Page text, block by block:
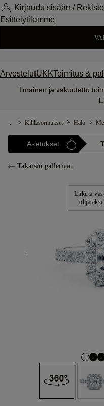
Kirjaudu sisään /
Esittelytilamme
ArvostelutUKKToimitus &
Ilmainen ja vakuutettu
... Kihlasormukset Halo
Asetukset
Takaisin galleriaan
Liikuta